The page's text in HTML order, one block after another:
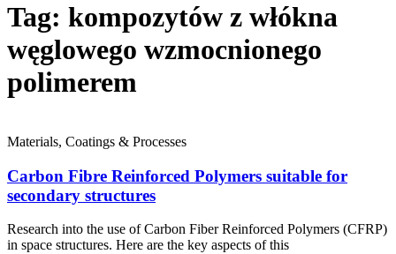
Tag: kompozytów z włókna
węglowego wzmocnionego
polimerem
Materials, Coatings & Processes
Carbon Fibre Reinforced Polymers suitable for
secondary structures
Research into the use of Carbon Fiber Reinforced Polymers (CFRP)
in space structures. Here are the key aspects of this